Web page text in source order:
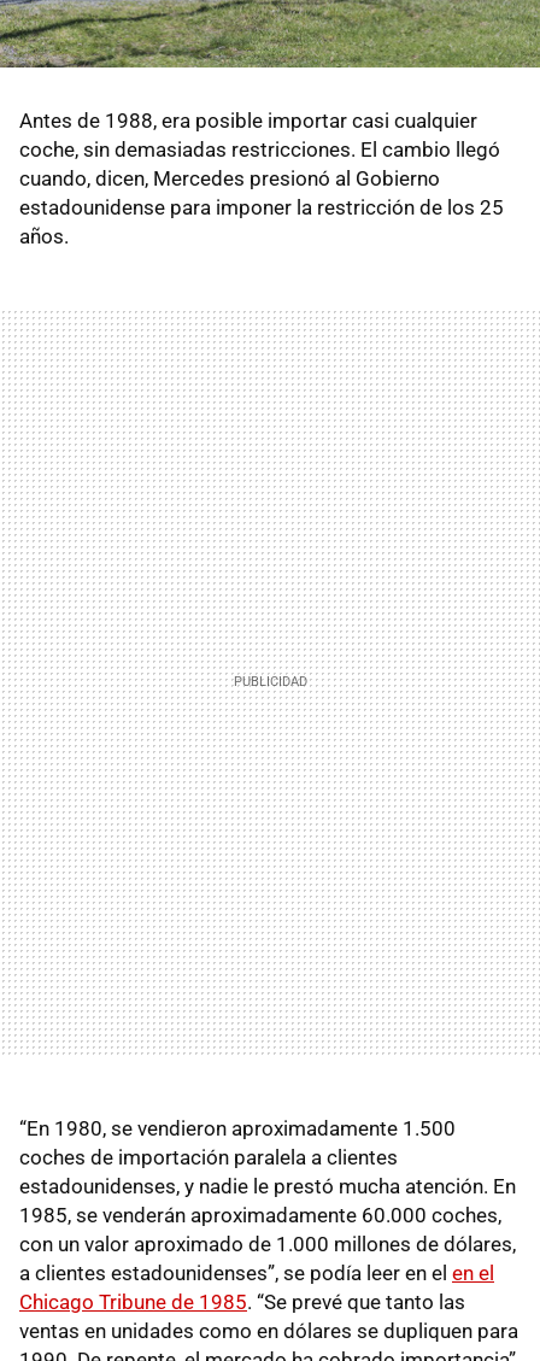
Antes de 1988, era posible importar casi cualquier
coche, sin demasiadas restricciones. El cambio llegó
cuando, dicen, Mercedes presionó al Gobierno
estadounidense para imponer la restricción de los 25
años.
“En 1980, se vendieron aproximadamente 1.500
coches de importación paralela a clientes
estadounidenses, y nadie le prestó mucha atención. En
1985, se venderán aproximadamente 60.000 coches,
con un valor aproximado de 1.000 millones de dólares,
a clientes estadounidenses”, se podía leer en el en el
Chicago Tribune de 1985. “Se prevé que tanto las
ventas en unidades como en dólares se dupliquen para